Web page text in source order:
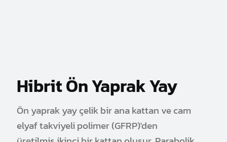
Hibrit Ön Yaprak Yay
Ön yaprak yay çelik bir ana kattan ve cam
elyaf takviyeli polimer (GFRP)'den